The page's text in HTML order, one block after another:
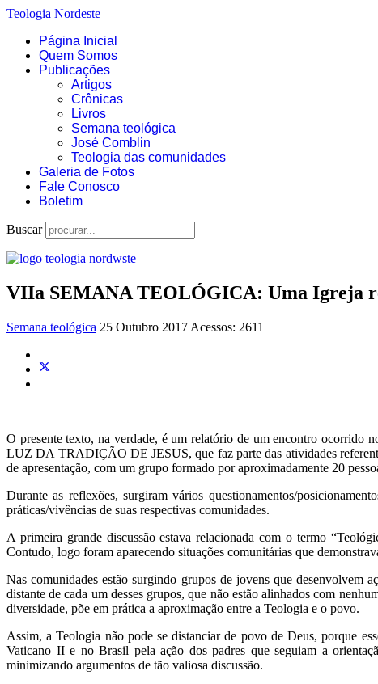
Teologia Nordeste
Página Inicial
Quem Somos
Publicações
Artigos
Crônicas
Livros
Semana teológica
José Comblin
Teologia das comunidades
Galeria de Fotos
Fale Conosco
Boletim
Buscar
VIIa SEMANA TEOLÓGICA: Uma Igreja
Semana teológica 25 Outubro 2017 Acessos: 2611
O presente texto, na verdade, é um relatório de um encontro ocorrido
LUZ DA TRADIÇÃO DE JESUS, que faz parte das atividades
de apresentação, com um grupo formado por aproximadamente 20
Durante as reflexões, surgiram vários questionamentos/
práticas/vivências de suas respectivas comunidades.
A primeira grande discussão estava relacionada com o termo
Contudo, logo foram aparecendo situações comunitárias que
Nas comunidades estão surgindo grupos de jovens que desenvolvem
distante de cada um desses grupos, que não estão alinhados com
diversidade, põe em prática a aproximação entre a Teologia e o povo.
Assim, a Teologia não pode se distanciar de povo de Deus, porque
Vaticano II e no Brasil pela ação dos padres que seguiam a
minimizando argumentos de tão valiosa discussão.